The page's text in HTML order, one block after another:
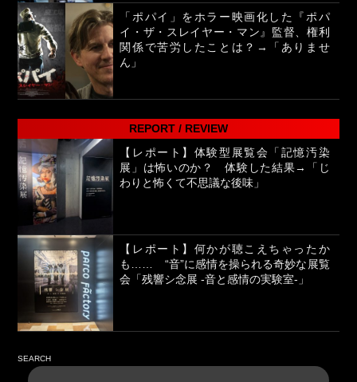
「ポパイ」をホラー映画化した『ポパ
イ・ザ・スレイヤー・マン』監督、権利
関係で苦労したことは？→「ありませ
ん」
REPORT / REVIEW
【レポート】体験型展覧会「記憶汚染
展」は怖いのか？ 体験した結果→「じ
わりと怖くて不思議な後味」
【レポート】何かが聴こえちゃったか
も…… “音”に感情を操られる奇妙な展覧
会「残響シ念展 -⾳と感情の実験室-」
SEARCH